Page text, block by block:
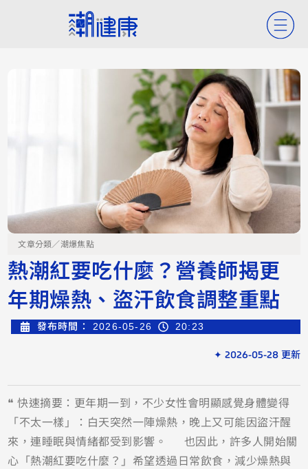
文章分類／潮爆焦點
熱潮紅要吃什麼？營養師揭更
年期燥熱、盜汗飲食調整重點
發布時間： 2026-05-26 20:23
✦ 2026-05-28 更新
❝ 快速摘要：更年期一到，不少女性會明顯感覺身體變得
「不太一樣」：白天突然一陣燥熱，晚上又可能因盜汗醒
來，連睡眠與情緒都受到影響。 也因此，許多人開始關
心「熱潮紅要吃什麼？」希望透過日常飲食，減少燥熱與